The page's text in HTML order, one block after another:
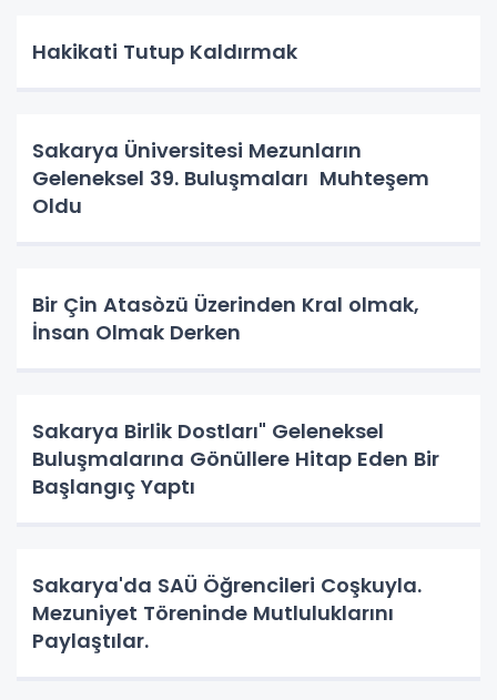
Hakikati Tutup Kaldırmak
Sakarya Üniversitesi Mezunların
Geleneksel 39. Buluşmaları Muhteşem
Oldu
Bir Çin Atasòzü Üzerinden Kral olmak,
İnsan Olmak Derken
Sakarya Birlik Dostları" Geleneksel
Buluşmalarına Gönüllere Hitap Eden Bir
Başlangıç Yaptı
Sakarya'da SAÜ Öğrencileri Coşkuyla.
Mezuniyet Töreninde Mutluluklarını
Paylaştılar.